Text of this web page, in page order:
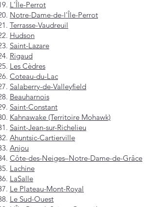
L'Île-Perrot
Notre-Dame-de-l'Île-Perrot
Terrasse-Vaudreuil
Hudson
Saint-Lazare
Rigaud
Les Cèdres
Coteau-du-Lac
Salaberry-de-Valleyfield
Beauharnois
Saint-Constant
Kahnawake (Territoire Mohawk)
Saint-Jean-sur-Richelieu
Ahuntsic-Cartierville
Anjou
Côte-des-Neiges–Notre-Dame-de-Grâce
Lachine
LaSalle
Le Plateau-Mont-Royal
Le Sud-Ouest